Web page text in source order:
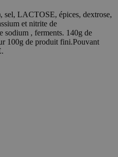
sel, LACTOSE, épices, dextrose,
et nitrite de
sodium , ferments. 140g de
100g de produit fini.Pouvant